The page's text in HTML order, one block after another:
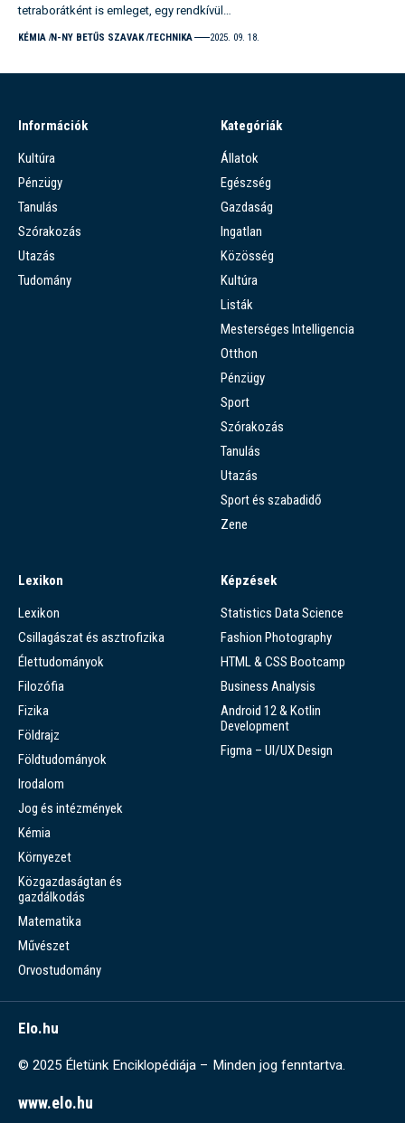
tetraborátként is emleget, egy rendkívül…
KÉMIA N-NY BETŰS SZAVAK TECHNIKA 2025. 09. 18.
Információk
Kultúra
Pénzügy
Tanulás
Szórakozás
Utazás
Tudomány
Kategóriák
Állatok
Egészség
Gazdaság
Ingatlan
Közösség
Kultúra
Listák
Mesterséges Intelligencia
Otthon
Pénzügy
Sport
Szórakozás
Tanulás
Utazás
Sport és szabadidő
Zene
Lexikon
Lexikon
Csillagászat és asztrofizika
Élettudományok
Filozófia
Fizika
Földrajz
Földtudományok
Irodalom
Jog és intézmények
Kémia
Környezet
Közgazdaságtan és
gazdálkodás
Matematika
Művészet
Orvostudomány
Képzések
Statistics Data Science
Fashion Photography
HTML & CSS Bootcamp
Business Analysis
Android 12 & Kotlin
Development
Figma – UI/UX Design
Elo.hu
© 2025 Életünk Enciklopédiája – Minden jog fenntartva.
www.elo.hu